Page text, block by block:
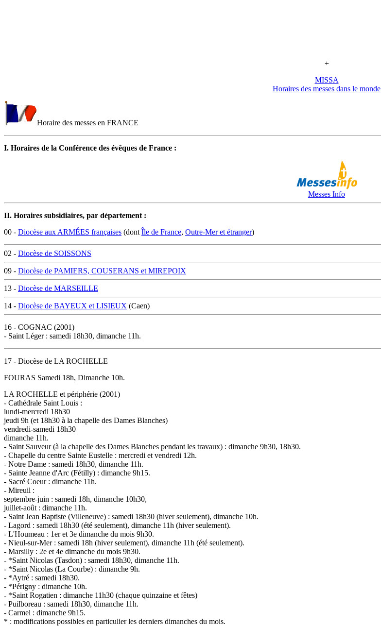
+
MISSA
Horaires des messes dans le monde
Horaire des messes en FRANCE
I. Horaires de la Conférence des évêques de France :
Messes Info
II. Horaires subsidiaires, par département :
00 - Diocèse aux ARMÉES françaises (dont Île de France, Outre-Mer et étranger)
02 - Diocèse de SOISSONS
09 - Diocèse de PAMIERS, COUSERANS et MIREPOIX
13 - Diocèse de MARSEILLE
14 - Diocèse de BAYEUX et LISIEUX (Caen)
16 - COGNAC (2001)
- Saint Léger : samedi 18h30, dimanche 11h.
17 - Diocèse de LA ROCHELLE
FOURAS Samedi 18h, Dimanche 10h.
LA ROCHELLE et périphérie (2001)
- Cathédrale Saint Louis :
lundi-mercredi 18h30
jeudi 9h (et 18h30 à la chapelle des Dames Blanches)
vendredi-samedi 18h30
dimanche 11h.
- Saint Sauveur (à la chapelle des Dames Blanches pendant les travaux) : dimanche 9h30, 18h30.
- Chapelle du centre Sainte Eustelle : mercredi et vendredi 12h.
- Notre Dame : samedi 18h30, dimanche 11h.
- Sainte Jeanne d'Arc (Fétilly) : dimanche 9h15.
- Sacré Coeur : dimanche 11h.
- Mireuil :
septembre-juin : samedi 18h, dimanche 10h30,
juillet-août : dimanche 11h.
- Saint Jean Baptiste (Villeneuve) : samedi 18h30 (hiver seulement), dimanche 10h.
- Lagord : samedi 18h30 (été seulement), dimanche 11h (hiver seulement).
- L'Houmeau : 1er et 3e dimanche du mois 9h30.
- Nieul-sur-Mer : samedi 18h (hiver seulement), dimanche 11h (été seulement).
- Marsilly : 2e et 4e dimanche du mois 9h30.
- *Saint Nicolas (Tasdon) : samedi 18h30, dimanche 11h.
- *Saint Nicolas (La Courbe) : dimanche 9h.
- *Aytré : samedi 18h30.
- *Périgny : dimanche 10h.
- *Saint Rogatien : dimanche 11h30 (chaque quinzaine et fêtes)
- Puilboreau : samedi 18h30, dimanche 11h.
- Carmel : dimanche 9h15.
* : modifications possibles en particulier les derniers dimanches du mois.